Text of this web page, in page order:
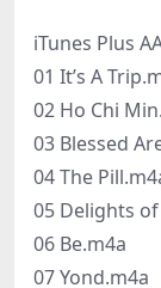
iTunes Plus
01 It’s A
02 Ho Chi
03 Blessed
04 The
05 Delights
06 Be.m4a
07 Yond.m4a